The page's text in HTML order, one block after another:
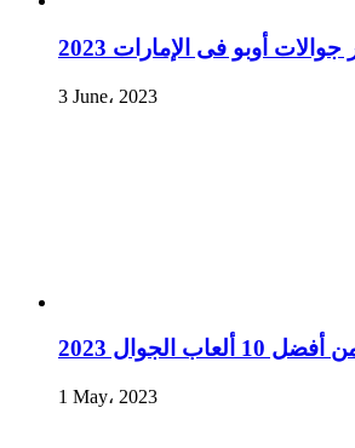
جوالات أوبو فى الإمارات 2023
3 June، 2023
الجوال 2023
1 May، 2023